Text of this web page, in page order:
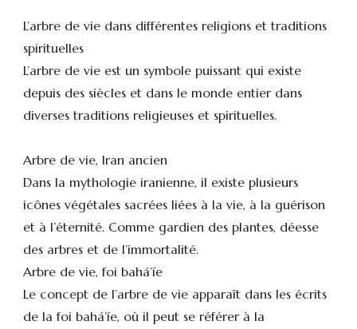
L’arbre de vie dans différentes religions et traditions
spirituelles
L’arbre de vie est un symbole puissant qui existe
depuis des siècles et dans le monde entier dans
diverses traditions religieuses et spirituelles.
Arbre de vie, Iran ancien
Dans la mythologie iranienne, il existe plusieurs
icônes végétales sacrées liées à la vie, à la guérison
et à l’éternité. Comme gardien des plantes, déesse
des arbres et de l’immortalité.
Arbre de vie, foi bahá’íe
Le concept de l’arbre de vie apparaît dans les écrits
de la foi bahá’íe, où il peut se référer à la